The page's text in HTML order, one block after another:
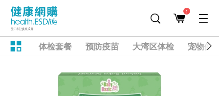
1
体检套餐 预防疫苗 大湾区体检 宠物健